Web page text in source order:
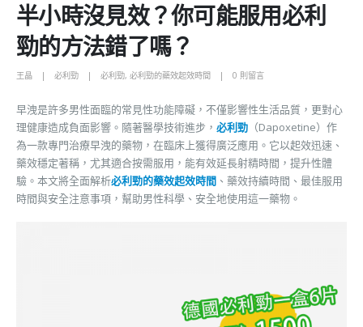
半小時沒見效？你可能服用必利
勁的方法錯了嗎？
王晶 必利勁 必利勁, 必利勁的藥效起效時間 0 則留言
早洩是許多男性面臨的常見性功能障礙，不僅影響性生活品質，更對心
理健康造成負面影響。隨著醫學技術進步， 必利勁 （Dapoxetine）作
為一款專門治療早洩的藥物，在臨床上獲得廣泛應用。它以起效迅速、
藥效穩定著稱，尤其適合按需服用，能有效延長射精時間，提升性體
驗。本文將全面解析必利勁的藥效起效時間 、藥效持續時間、最佳服用
時間與安全注意事項，幫助男性科學、安全地使用這一藥物。